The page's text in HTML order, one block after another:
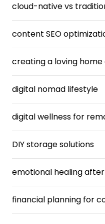
cloud-native vs
content SEO
creating a loving
digital nomad lifestyle
digital wellness for
DIY storage solutions
emotional healing
financial planning for